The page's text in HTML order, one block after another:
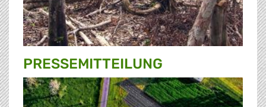
PRESSE­MITTEILUNG